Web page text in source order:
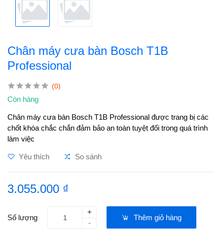
Chân máy cưa bàn Bosch T1B
Professional
(0)
Còn hàng
Chân máy cưa bàn Bosch T1B Professional được trang bị các
chốt khóa chắc chắn đảm bảo an toàn tuyệt đối trong quá trình
làm việc
Yêu thích So sánh
3.055.000 ₫
Số lượng
+
-
Thêm giỏ hàng